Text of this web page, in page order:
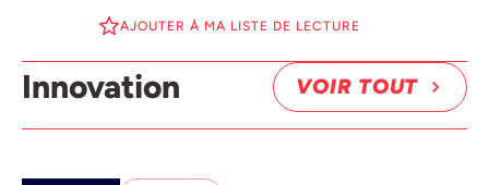
AJOUTER À MA LISTE DE LECTURE
Innovation VOIR TOUT